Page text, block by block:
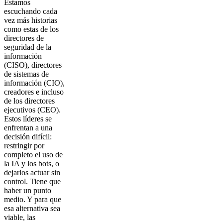
Estamos
escuchando cada
vez más historias
como estas de los
directores de
seguridad de la
información
(CISO), directores
de sistemas de
información (CIO),
creadores e incluso
de los directores
ejecutivos (CEO).
Estos líderes se
enfrentan a una
decisión difícil:
restringir por
completo el uso de
la IA y los bots, o
dejarlos actuar sin
control. Tiene que
haber un punto
medio. Y para que
esa alternativa sea
viable, las